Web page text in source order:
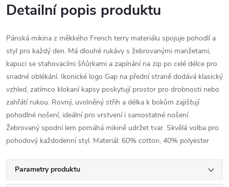
Detailní popis produktu
Pánská mikina z měkkého French terry materiálu spojuje pohodlí a
styl pro každý den. Má dlouhé rukávy s žebrovanými manžetami,
kapuci se stahovacími šňůrkami a zapínání na zip po celé délce pro
snadné oblékání. Ikonické logo Gap na přední straně dodává klasický
vzhled, zatímco klokaní kapsy poskytují prostor pro drobnosti nebo
zahřátí rukou. Rovný, uvolněný střih a délka k bokům zajišťují
pohodlné nošení, ideální pro vrstvení i samostatné nošení.
Žebrovaný spodní lem pomáhá mikině udržet tvar. Skvělá volba pro
pohodový každodenní styl. Materiál: 60% cotton, 40% polyester
Parametry produktu